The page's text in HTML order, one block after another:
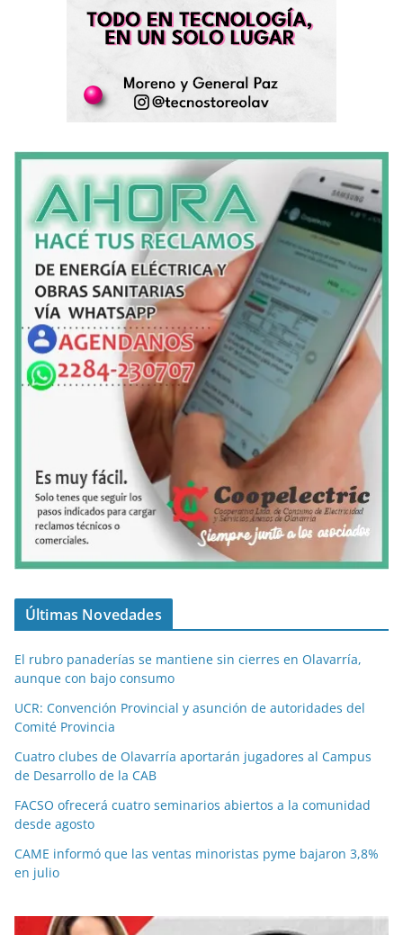
Últimas Novedades
El rubro panaderías se mantiene sin cierres en Olavarría,
aunque con bajo consumo
UCR: Convención Provincial y asunción de autoridades del
Comité Provincia
Cuatro clubes de Olavarría aportarán jugadores al Campus
de Desarrollo de la CAB
FACSO ofrecerá cuatro seminarios abiertos a la comunidad
desde agosto
CAME informó que las ventas minoristas pyme bajaron 3,8%
en julio